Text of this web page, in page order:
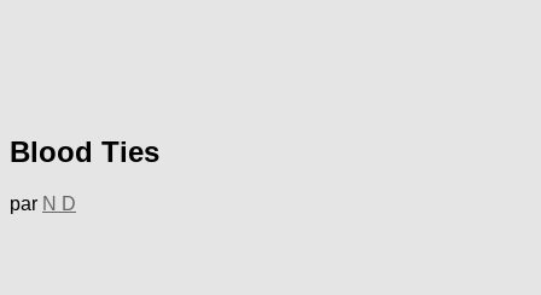
Blood Ties
par N D